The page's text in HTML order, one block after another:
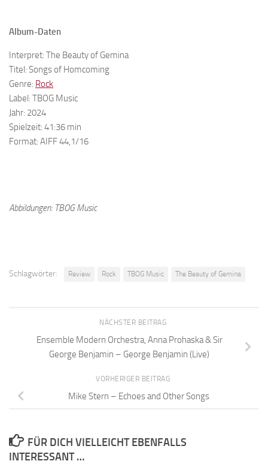
Album-Daten
Interpret: The Beauty of Gemina
Titel: Songs of Homcoming
Genre: Rock
Label: TBOG Music
Jahr: 2024
Spielzeit: 41:36 min
Format: AIFF 44,1/16
Abbildungen: TBOG Music
Schlagwörter: Review Rock TBOG Music The Beauty of Gemina
NÄCHSTER BEITRAG
Ensemble Modern Orchestra, Anna Prohaska & Sir
George Benjamin – George Benjamin (Live)
VORHERIGER BEITRAG
Mike Stern – Echoes and Other Songs
FÜR DICH VIELLEICHT EBENFALLS
INTERESSANT …